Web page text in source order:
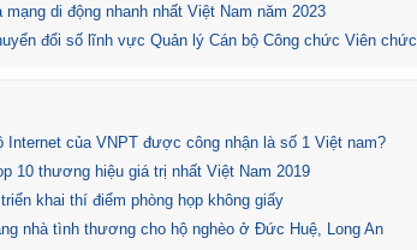
mạng di động nhanh nhất Việt Nam năm 2023
đổi số lĩnh vực Quản lý Cán bộ Công chức Viên chức
Internet của VNPT được công nhận là số 1 Việt nam?
10 thương hiệu giá trị nhất Việt Nam 2019
khai thí điểm phòng họp không giấy
nhà tình thương cho hộ nghèo ở Đức Huệ, Long An